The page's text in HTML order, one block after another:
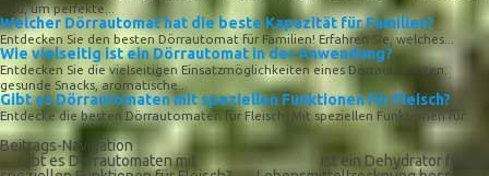
sind, um perfekte...
Welcher Dörrautomat hat die beste Kapazität für Familien?
Entdecken Sie den besten Dörrautomat für Familien! Erfahren Sie, welches...
Wie vielseitig ist ein Dörrautomat in der Anwendung?
Entdecken Sie die vielseitigen Einsatzmöglichkeiten eines Dörrautomaten:
gesunde Snacks, aromatische...
Gibt es Dörrautomaten mit speziellen Funktionen für Fleisch?
Entdecke die besten Dörrautomaten für Fleisch! Mit speziellen Funktionen für...
Beitrags-Navigation
← Gibt es Dörrautomaten mit
Ist ein Dehydrator für die